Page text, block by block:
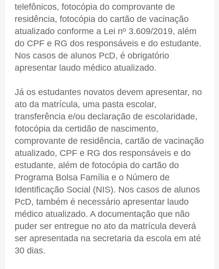
telefônicos, fotocópia do comprovante de
residência, fotocópia do cartão de vacinação
atualizado conforme a Lei nº 3.609/2019, além
do CPF e RG dos responsáveis e do estudante.
Nos casos de alunos PcD, é obrigatório
apresentar laudo médico atualizado.
Já os estudantes novatos devem apresentar, no
ato da matrícula, uma pasta escolar,
transferência e/ou declaração de escolaridade,
fotocópia da certidão de nascimento,
comprovante de residência, cartão de vacinação
atualizado, CPF e RG dos responsáveis e do
estudante, além de fotocópia do cartão do
Programa Bolsa Família e o Número de
Identificação Social (NIS). Nos casos de alunos
PcD, também é necessário apresentar laudo
médico atualizado. A documentação que não
puder ser entregue no ato da matrícula deverá
ser apresentada na secretaria da escola em até
30 dias.